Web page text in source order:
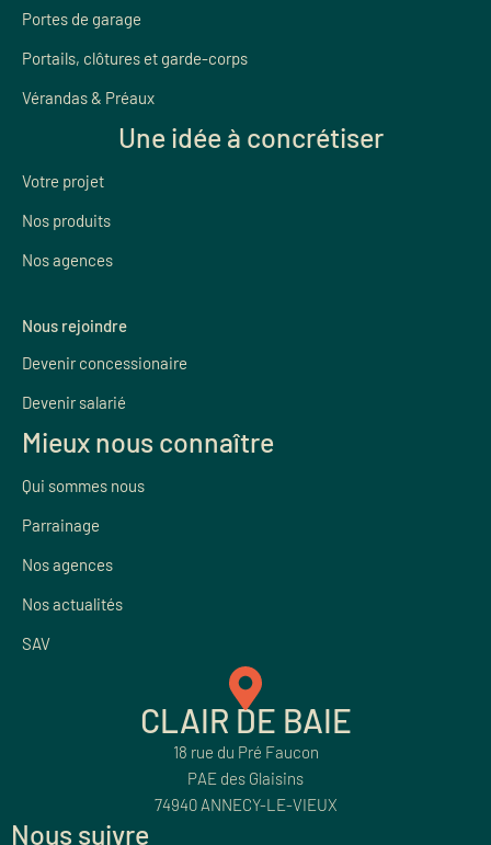
Portes de garage
Portails, clôtures et garde-corps
Vérandas & Préaux
Une idée à concrétiser
Votre projet
Nos produits
Nos agences
Nous rejoindre
Devenir concessionaire
Devenir salarié
Mieux nous connaître
Qui sommes nous
Parrainage
Nos agences
Nos actualités
SAV
CLAIR DE BAIE
18 rue du Pré Faucon
PAE des Glaisins
74940 ANNECY-LE-VIEUX
Nous suivre